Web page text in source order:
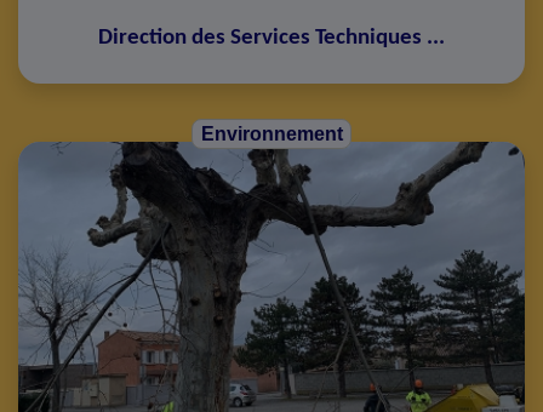
Direction des Services Techniques ...
Environnement